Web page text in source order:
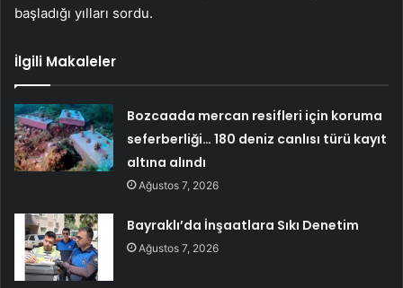
başladığı yılları sordu.
İlgili Makaleler
Bozcaada mercan resifleri için koruma
seferberliği… 180 deniz canlısı türü kayıt
altına alındı
Ağustos 7, 2026
Bayraklı’da İnşaatlara Sıkı Denetim
Ağustos 7, 2026